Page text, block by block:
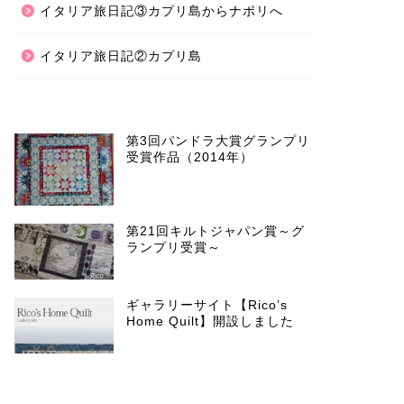
イタリア旅日記③カプリ島からナポリへ
イタリア旅日記②カプリ島
第3回パンドラ大賞グランプリ
受賞作品（2014年）
第21回キルトジャパン賞～グ
ランプリ受賞～
ギャラリーサイト【Rico’s
Home Quilt】開設しました